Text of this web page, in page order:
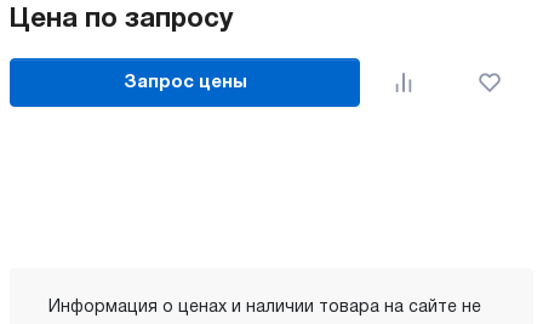
Цена по запросу
Запрос цены
Информация о ценах и наличии товара на сайте не